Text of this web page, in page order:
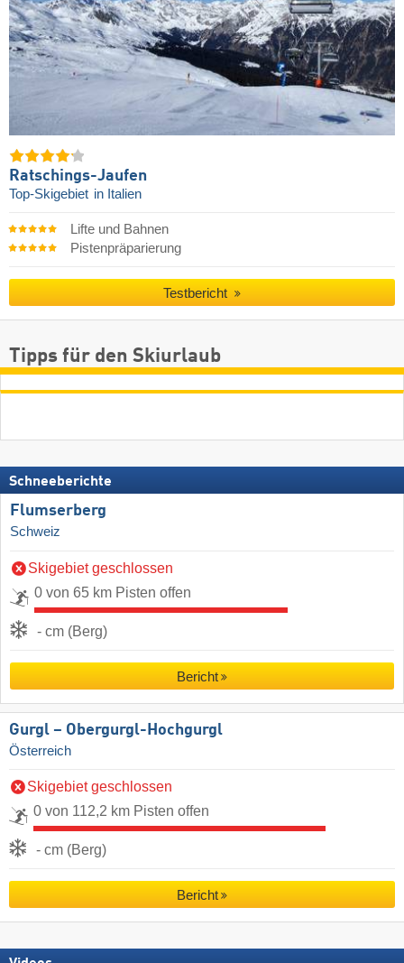
Ratschings-Jaufen
Top-Skigebiet in Italien
Lifte und Bahnen
Pistenpräparierung
Testbericht
Tipps für den Skiurlaub
Schneeberichte
Flumserberg
Schweiz
Skigebiet geschlossen
0 von 65 km Pisten offen
- cm (Berg)
Bericht
Gurgl – Obergurgl-Hochgurgl
Österreich
Skigebiet geschlossen
0 von 112,2 km Pisten offen
- cm (Berg)
Bericht